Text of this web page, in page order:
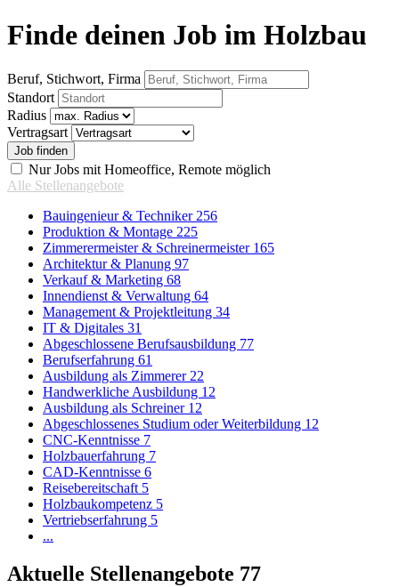
Finde deinen Job im Holzbau
Beruf, Stichwort, Firma
Standort
Radius
Vertragsart
Nur Jobs mit Homeoffice, Remote möglich
Alle Stellenangebote
Bauingenieur & Techniker 256
Produktion & Montage 225
Zimmerermeister & Schreinermeister 165
Architektur & Planung 97
Verkauf & Marketing 68
Innendienst & Verwaltung 64
Management & Projektleitung 34
IT & Digitales 31
Abgeschlossene Berufsausbildung 77
Berufserfahrung 61
Ausbildung als Zimmerer 22
Handwerkliche Ausbildung 12
Ausbildung als Schreiner 12
Abgeschlossenes Studium oder Weiterbildung 12
CNC-Kenntnisse 7
Holzbauerfahrung 7
CAD-Kenntnisse 6
Reisebereitschaft 5
Holzbaukompetenz 5
Vertriebserfahrung 5
...
Aktuelle Stellenangebote 77